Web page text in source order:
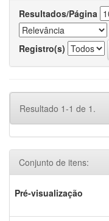
Resultados/Página
Registro(s)
Resultado 1-1 de 1.
Conjunto de itens:
Pré-visualização